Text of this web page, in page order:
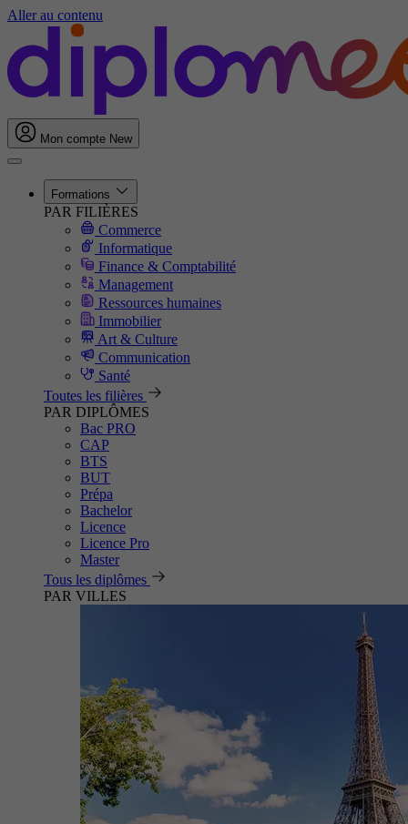
Aller au contenu
Mon compte New
Formations
PAR FILIÈRES
Commerce
Informatique
Finance & Comptabilité
Management
Ressources humaines
Immobilier
Art & Culture
Communication
Santé
Toutes les filières
PAR DIPLÔMES
Bac PRO
CAP
BTS
BUT
Prépa
Bachelor
Licence
Licence Pro
Master
Tous les diplômes
PAR VILLES